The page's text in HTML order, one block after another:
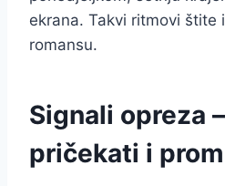
ekrana. Takvi ritmovi štite
romansu.
Signali opreza
pričekati i